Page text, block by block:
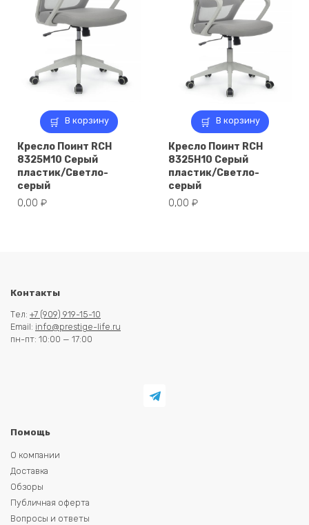
В корзину
Кресло Поинт RCH
8325M10 Серый
пластик/Светло-
серый
0,00 ₽
В корзину
Кресло Поинт RCH
8325H10 Серый
пластик/Светло-
серый
0,00 ₽
Контакты
Тел: +7 (909) 919-15-10
Email: info@prestige-life.ru
пн-пт: 10:00 — 17:00
Помощь
О компании
Доставка
Обзоры
Публичная оферта
Вопросы и ответы